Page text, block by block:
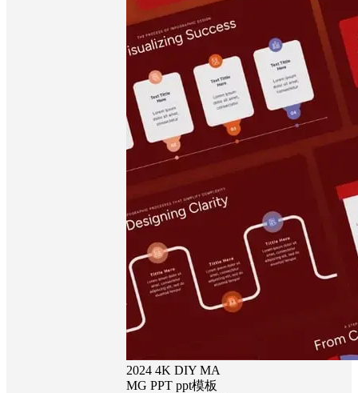
2024 4K DIY MA
MG PPT ppt模板